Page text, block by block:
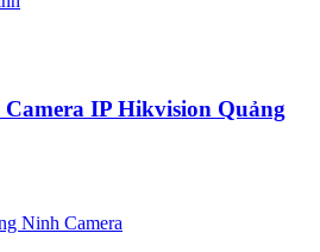
IP Hikvision Quảng
Ninh Camera